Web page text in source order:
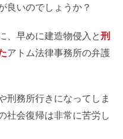
良いのでしょうか？
、早めに建造物侵入と刑
アトム法律事務所の弁護
刑務所行きになってしま
社会復帰は非常に苦労し